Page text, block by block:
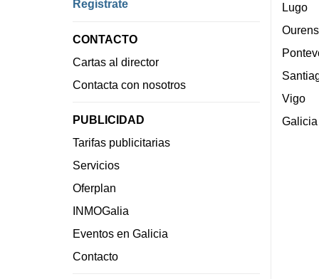
Regístrate
CONTACTO
Cartas al director
Contacta con nosotros
PUBLICIDAD
Tarifas publicitarias
Servicios
Oferplan
INMOGalia
Eventos en Galicia
Contacto
Lugo
Vigo